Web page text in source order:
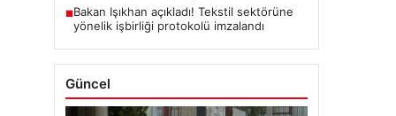
■Bakan Işıkhan açıkladı! Tekstil sektörüne
yönelik işbirliği protokolü imzalandı
Güncel